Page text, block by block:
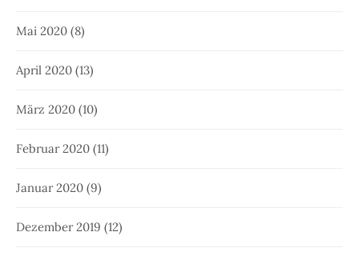
Mai 2020 (8)
April 2020 (13)
März 2020 (10)
Februar 2020 (11)
Januar 2020 (9)
Dezember 2019 (12)